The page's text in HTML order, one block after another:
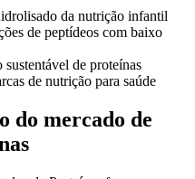
da nutrição infantil
de peptídeos com baixo
de proteínas
de nutrição para saúde
do mercado de